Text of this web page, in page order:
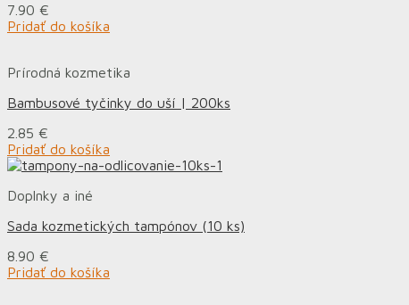
7.90 €
Pridať do košíka
Prírodná kozmetika
Bambusové tyčinky do uší | 200ks
2.85 €
Pridať do košíka
Doplnky a iné
Sada kozmetických tampónov (10 ks)
8.90 €
Pridať do košíka